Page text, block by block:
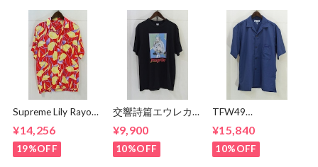
Supreme Lily Rayon
¥14,256
19%OFF
交響詩篇エウレカセ
MOSH
MISFITS"EUREKA"
TEE
¥9,900
10%OFF
TFW49
OPEN COLLAR
SHIRTS
¥15,840
10%OFF